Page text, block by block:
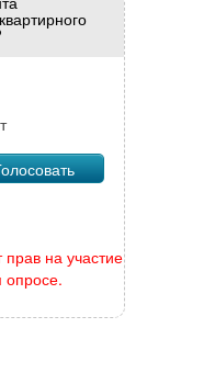
прав на участие
опросе.